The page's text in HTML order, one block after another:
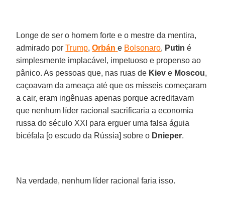
Longe de ser o homem forte e o mestre da mentira,
admirado porTrump,Orbán e Bolsonaro, Putin é
simplesmente implacável, impetuoso e propenso ao
pânico. As pessoas que, nas ruas de Kiev e Moscou,
caçoavam da ameaça até que os mísseis começaram
a cair, eram ingênuas apenas porque acreditavam
que nenhum líder racional sacrificaria a economia
russa do século XXI para erguer uma falsa águia
bicéfala [o escudo da Rússia] sobre o Dnieper.
Na verdade, nenhum líder racional faria isso.